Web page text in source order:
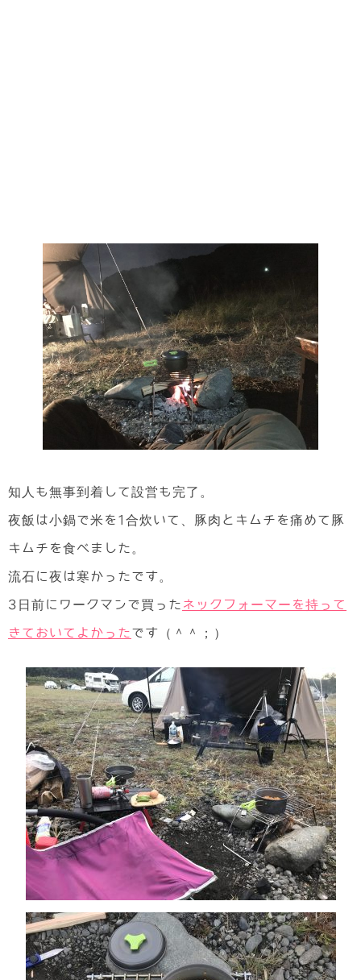
知人も無事到着して設営も完了。
夜飯は小鍋で米を1合炊いて、豚肉とキムチを痛めて豚
キムチを食べました。
流石に夜は寒かったです。
3日前にワークマンで買った ネックフォーマーを持って
きておいてよかったです（＾＾；）